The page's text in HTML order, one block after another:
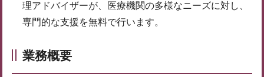
理アドバイザーが、医療機関の多様なニーズに対し、
専門的な支援を無料で行います。
業務概要